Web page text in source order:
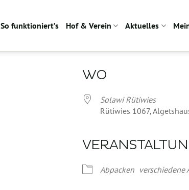
So funktioniert’s Hof & Verein Aktuelles
iCalendar
WO
Solawi Rütiwies
Rütiwies 1067,
Abpacken verschiedene